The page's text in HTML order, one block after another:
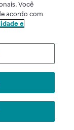
Você
acordo com
e